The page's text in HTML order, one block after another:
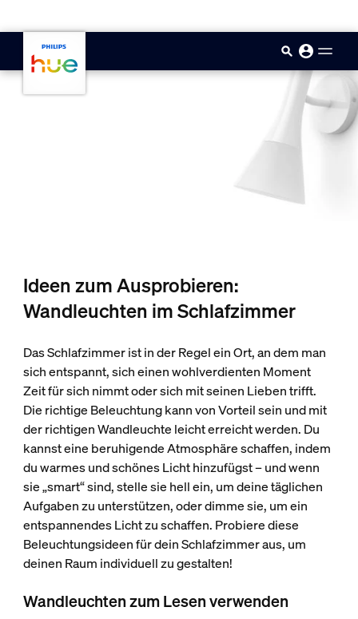
Ideen zum Ausprobieren:
Wandleuchten im Schlafzimmer
Das Schlafzimmer ist in der Regel ein Ort, an dem man
sich entspannt, sich einen wohlverdienten Moment
Zeit für sich nimmt oder sich mit seinen Lieben trifft.
Die richtige Beleuchtung kann von Vorteil sein und mit
der richtigen Wandleuchte leicht erreicht werden. Du
kannst eine beruhigende Atmosphäre schaffen, indem
du warmes und schönes Licht hinzufügst – und wenn
sie „smart“ sind, stelle sie hell ein, um deine täglichen
Aufgaben zu unterstützen, oder dimme sie, um ein
entspannendes Licht zu schaffen. Probiere diese
Beleuchtungsideen für dein Schlafzimmer aus, um
deinen Raum individuell zu gestalten!
Wandleuchten zum Lesen verwenden